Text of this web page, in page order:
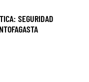
SEGURIDAD